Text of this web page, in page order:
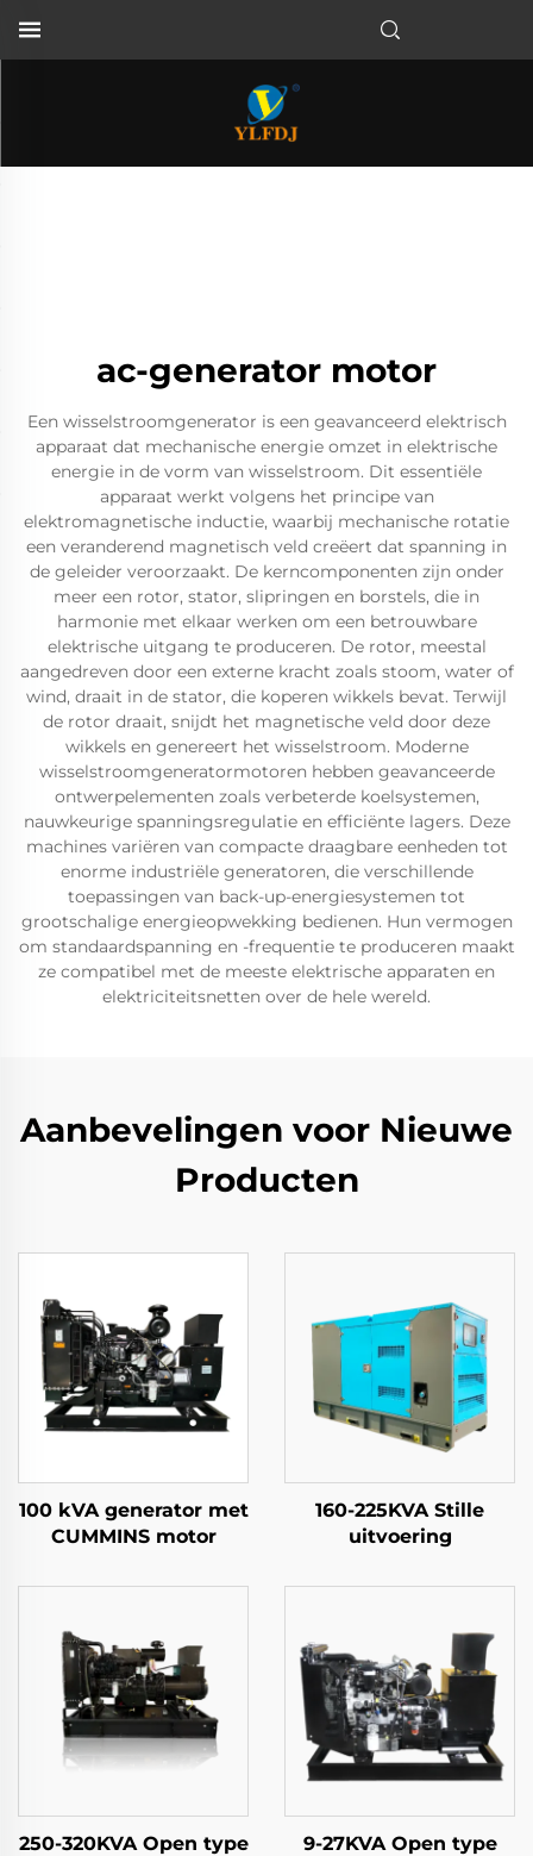
ac-generator motor
Een wisselstroomgenerator is een geavanceerd elektrisch
apparaat dat mechanische energie omzet in elektrische
energie in de vorm van wisselstroom. Dit essentiële
apparaat werkt volgens het principe van
elektromagnetische inductie, waarbij mechanische rotatie
een veranderend magnetisch veld creëert dat spanning in
de geleider veroorzaakt. De kerncomponenten zijn onder
meer een rotor, stator, slipringen en borstels, die in
harmonie met elkaar werken om een betrouwbare
elektrische uitgang te produceren. De rotor, meestal
aangedreven door een externe kracht zoals stoom, water of
wind, draait in de stator, die koperen wikkels bevat. Terwijl
de rotor draait, snijdt het magnetische veld door deze
wikkels en genereert het wisselstroom. Moderne
wisselstroomgeneratormotoren hebben geavanceerde
ontwerpelementen zoals verbeterde koelsystemen,
nauwkeurige spanningsregulatie en efficiënte lagers. Deze
machines variëren van compacte draagbare eenheden tot
enorme industriële generatoren, die verschillende
toepassingen van back-up-energiesystemen tot
grootschalige energieopwekking bedienen. Hun vermogen
om standaardspanning en -frequentie te produceren maakt
ze compatibel met de meeste elektrische apparaten en
elektriciteitsnetten over de hele wereld.
Aanbevelingen voor Nieuwe
Producten
100 kVA generator met
CUMMINS motor
160-225KVA Stille
uitvoering
250-320KVA Open type 9-27KVA Open type